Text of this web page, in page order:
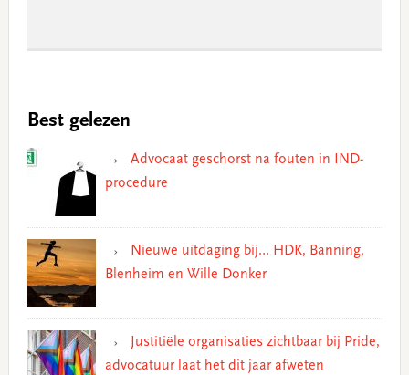
Best gelezen
Advocaat geschorst na fouten in IND-
procedure
Nieuwe uitdaging bij… HDK, Banning,
Blenheim en Wille Donker
Justitiële organisaties zichtbaar bij Pride,
advocatuur laat het dit jaar afweten